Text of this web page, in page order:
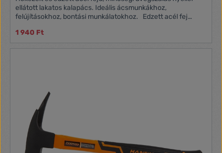
ellátott lakatos kalapács. Ideális ácsmunkákhoz,
felújításokhoz, bontási munkálatokhoz. Edzett acél fej
Akasztólyuk Fej súly: 500 g Teljes súly: 697 g Fejméret: 27 x
27 x 120 mm Méret: 120 x 27 x 325 mm Fej anyaga: Edzett
1 940 Ft